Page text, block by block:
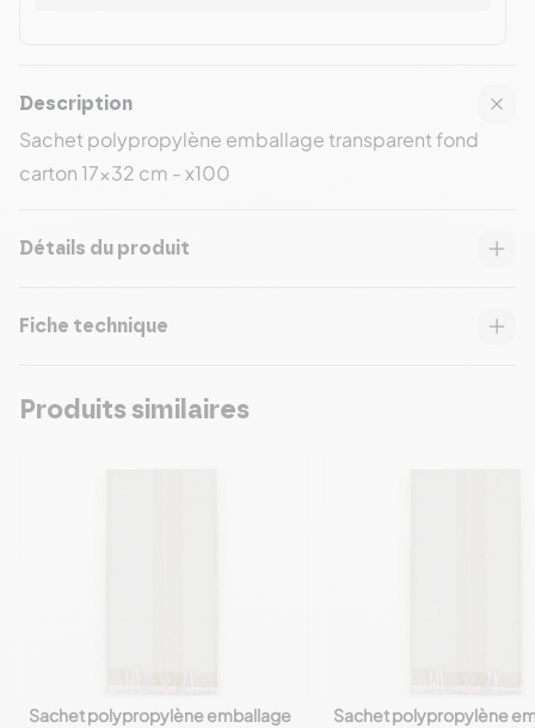
Description
Sachet polypropylène emballage transparent fond
carton 17x32 cm - x100
Détails du produit
Fiche technique
Produits similaires
Sachet polypropylène emballage
Sachet polypropylène